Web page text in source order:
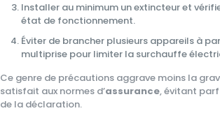
Installer au minimum un extincteur et
état de fonctionnement.
Éviter de brancher plusieurs appareils à
multiprise pour limiter la surchauffe
Ce genre de précautions aggrave moins la
satisfait aux normes d’assurance, évitant
de la déclaration.